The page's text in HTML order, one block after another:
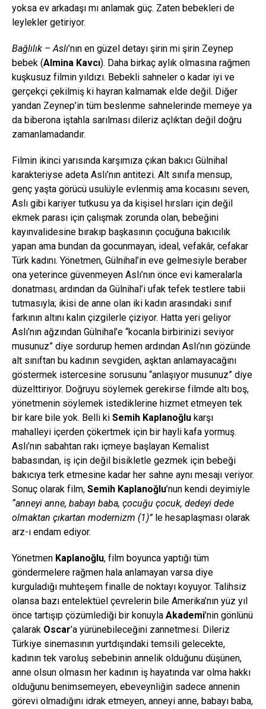
yoksa ev arkadaşı mı anlamak güç. Zaten bebekleri de
leylekler getiriyor.
Bağlılık – Aslı’nın en güzel detayı şirin mi şirin Zeynep
bebek (Almina Kavcı). Daha birkaç aylık olmasına rağmen
kuşkusuz filmin yıldızı. Bebekli sahneler o kadar iyi ve
gerçekçi çekilmiş ki hayran kalmamak elde değil. Diğer
yandan Zeynep’in tüm beslenme sahnelerinde memeye ya
da biberona iştahla sarılması dileriz açlıktan değil doğru
zamanlamadandır.
Filmin ikinci yarısında karşımıza çıkan bakıcı Gülnihal
karakteriyse adeta Aslı’nın antitezi. Alt sınıfa mensup,
genç yaşta görücü usulüyle evlenmiş ama kocasını seven,
Aslı gibi kariyer tutkusu ya da kişisel hırsları için değil
ekmek parası için çalışmak zorunda olan, bebeğini
kayınvalidesine bırakıp başkasının çocuğuna bakıcılık
yapan ama bundan da gocunmayan, ideal, vefakâr, cefakar
Türk kadını. Yönetmen, Gülnihal’in eve gelmesiyle beraber
ona yeterince güvenmeyen Aslı’nın önce evi kameralarla
donatması, ardından da Gülnihal’i ufak tefek testlere tabii
tutmasıyla; ikisi de anne olan iki kadın arasındaki sınıf
farkının altını kalın çizgilerle çiziyor. Hatta yeri geliyor
Aslı’nın ağzından Gülnihal’e “kocanla birbirinizi seviyor
musunuz” diye sordurup hemen ardından Aslı’nın gözünde
alt sınıftan bu kadının sevgiden, aşktan anlamayacağını
göstermek istercesine sorusunu “anlaşıyor musunuz” diye
düzelttiriyor. Doğruyu söylemek gerekirse filmde altı boş,
yönetmenin söylemek istediklerine hizmet etmeyen tek
bir kare bile yok. Belli ki Semih Kaplanoğlu karşı
mahalleyi içerden çökertmek için bir hayli kafa yormuş.
Aslı’nın sabahtan rakı içmeye başlayan Kemalist
babasından, iş için değil bisikletle gezmek için bebeği
bakıcıya terk etmesine kadar her sahne aynı mesajı veriyor.
Sonuç olarak film, Semih Kaplanoğlu’nun kendi deyimiyle
“anneyi anne, babayı baba, çocuğu çocuk, dedeyi dede
olmaktan çıkartan modernizm (1)” le hesaplaşması olarak
arz-ı endam ediyor.
Yönetmen Kaplanoğlu, film boyunca yaptığı tüm
göndermelere rağmen hala anlamayan varsa diye
kurguladığı muhteşem finalle de noktayı koyuyor. Talihsiz
olansa bazı entelektüel çevrelerin bile Amerika’nın yüz yıl
önce tartışıp çözümlediği bir konuyla Akademi’nin gönlünü
çalarak Oscar’a yürünebileceğini zannetmesi. Dileriz
Türkiye sinemasının yurtdışındaki temsili gelecekte,
kadının tek varoluş sebebinin annelik olduğunu düşünen,
anne olsun olmasın her kadının iş hayatında var olma hakkı
olduğunu benimsemeyen, ebeveynliğin sadece annenin
görevi olmadığını idrak etmeyen, anneyi anne, babayı baba,